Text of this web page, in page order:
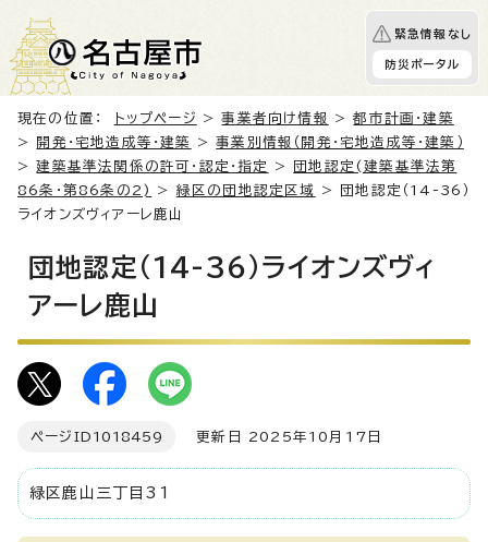
緊急情報なし
防災ポータル
現在の位置： トップページ >事業者向け情報 >都市計画・建築
>
開発・宅地造成等・建築 >事業別情報（開発・宅地造成等・建築）
>建築基準法関係の許可・認定・指定 >
団地認定(建築基準法第
86条・第86条の2)
> 緑区の団地認定区域
> 団地認定（14-36）
ライオンズヴィアーレ鹿山
団地認定（14-36）ライオンズヴィ
アーレ鹿山
ページID 1018459 更新日 2025年10月17日
緑区鹿山三丁目31